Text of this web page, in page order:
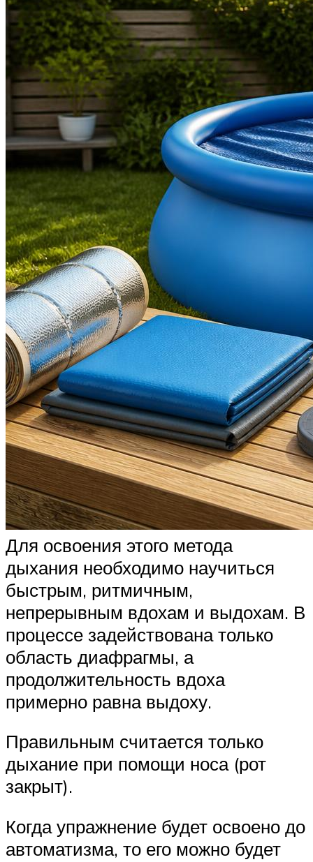
Для освоения этого метода
дыхания необходимо научиться
быстрым, ритмичным,
непрерывным вдохам и выдохам. В
процессе задействована только
область диафрагмы, а
продолжительность вдоха
примерно равна выдоху.
Правильным считается только
дыхание при помощи носа (рот
закрыт).
Когда упражнение будет освоено до
автоматизма, то его можно будет